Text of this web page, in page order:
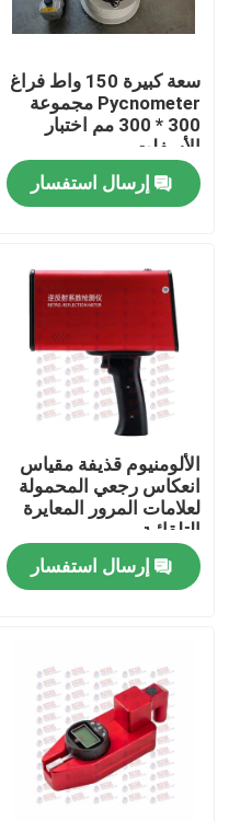
منزل
المنتجات
جولة في المعمل
ضبط الجودة
اتصل بنا
طلب اقتباس
آلة اختبار عالمية
آلة اختبار الخرسانة
آلة اختبار الأسمنت
سعة كبيرة 150 واط فراغ
Pycnometer مجموعة
300 * 300 مم اختبار
الأسفلت
إرسال استفسار
الألومنيوم قذيفة مقياس
انعكاس رجعي المحمولة
لعلامات المرور المعايرة
التلقائية
إرسال استفسار